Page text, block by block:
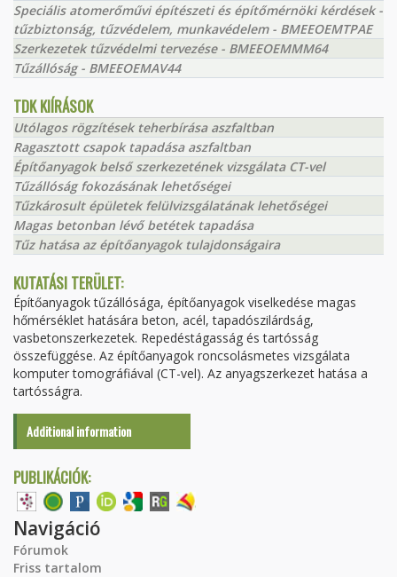
Speciális atomerőművi építészeti és építőmérnöki kérdések -
tűzbiztonság, tűzvédelem, munkavédelem - BMEEOEMTPAE
Szerkezetek tűzvédelmi tervezése - BMEEOEMMM64
Tűzállóság - BMEEOEMAV44
TDK KIÍRÁSOK
Utólagos rögzítések teherbírása aszfaltban
Ragasztott csapok tapadása aszfaltban
Építőanyagok belső szerkezetének vizsgálata CT-vel
Tűzállóság fokozásának lehetőségei
Tűzkárosult épületek felülvizsgálatának lehetőségei
Magas betonban lévő betétek tapadása
Tűz hatása az építőanyagok tulajdonságaira
KUTATÁSI TERÜLET:
Építőanyagok tűzállósága, építőanyagok viselkedése magas
hőmérséklet hatására beton, acél, tapadószilárdság,
vasbetonszerkezetek. Repedéstágasság és tartósság
összefüggése. Az építőanyagok roncsolásmetes vizsgálata
komputer tomográfiával (CT-vel). Az anyagszerkezet hatása a
tartósságra.
Additional information
PUBLIKÁCIÓK:
Navigáció
Fórumok
Friss tartalom